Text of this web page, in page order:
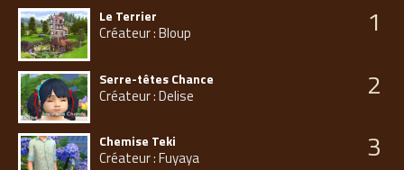
Le Terrier
Créateur : Bloup 1
Serre-têtes Chance
Créateur : Delise 2
Chemise Teki
Créateur : Fuyaya 3